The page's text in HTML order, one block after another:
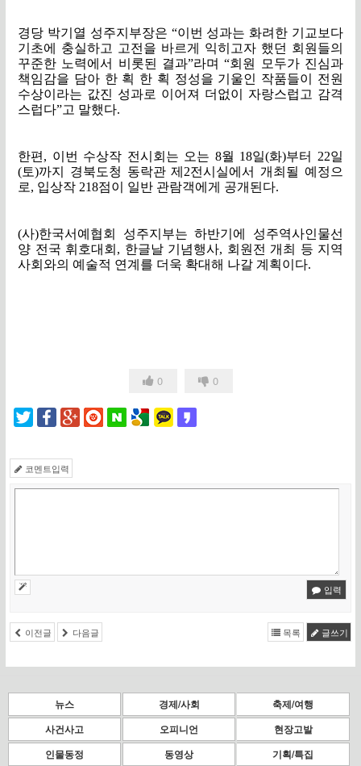
경당 박기열 성주지부장은 “이번 성과는 화려한 기교보다
기초에 충실하고 고전을 바르게 익히고자 했던 회원들의
꾸준한 노력에서 비롯된 결과”라며“회원 모두가 진심과
책임감을 담아 한 획 한 획 정성을 기울인 작품들이 전원
수상이라는 값진 성과로 이어져 더없이 자랑스럽고 감격
스럽다”고 말했다.
한편 , 이번 수상작 전시회는 오는 8월 18일(화)부터 22일
(토)까지 경북도청 동락관 제 2전시실에서 개최될 예정으
로, 입상작 218점이 일반 관람객에게 공개된다.
(사)한국서예협회 성주지부는 하반기에 성주역사인물선
양 전국 휘호대회 , 한글날 기념행사, 회원전 개최 등 지역
사회와의 예술적 연계를 더욱 확대해 나갈 계획이다.
0 0
코멘트입력
입력
이전글 다음글 목록 글쓰기
뉴스 경제/사회
축제/여행
사건사고
오피니언
현장고발
인물동정
동영상 기획/특집